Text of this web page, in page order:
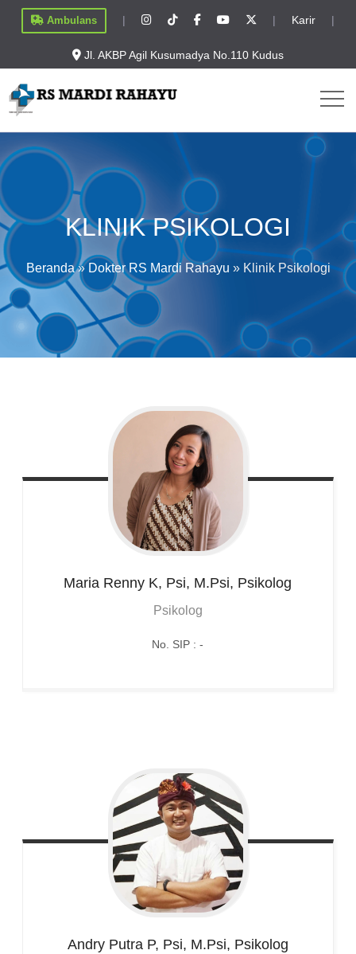
Ambulans | | Karir |
Jl. AKBP Agil Kusumadya No.110 Kudus
KLINIK PSIKOLOGI
Beranda» Dokter RS Mardi Rahayu » Klinik Psikologi
Maria Renny K, Psi, M.Psi, Psikolog
Psikolog
No. SIP : -
Andry Putra P, Psi, M.Psi, Psikolog